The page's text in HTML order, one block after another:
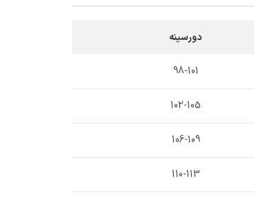
دورسینه
98-101
102-105
106-109
110-113